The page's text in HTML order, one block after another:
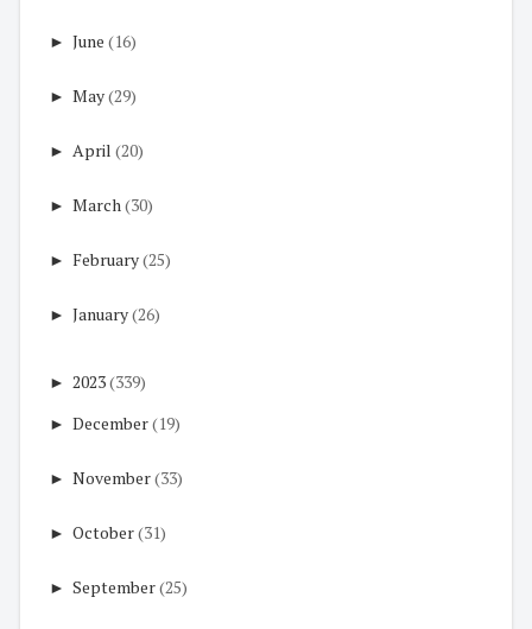
► June (16)
► May(29)
► April (20)
► March(30)
► February(25)
► January(26)
► 2023(339)
► December(19)
► November(33)
► October(31)
► September(25)